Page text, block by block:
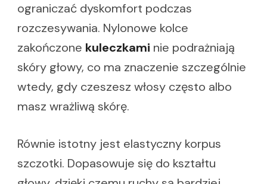
ograniczać dyskomfort podczas
rozczesywania. Nylonowe kolce
zakończone kuleczkami nie podrażniają
skóry głowy, co ma znaczenie szczególnie
wtedy, gdy czeszesz włosy często albo
masz wrażliwą skórę.
Równie istotny jest elastyczny korpus
szczotki. Dopasowuje się do kształtu